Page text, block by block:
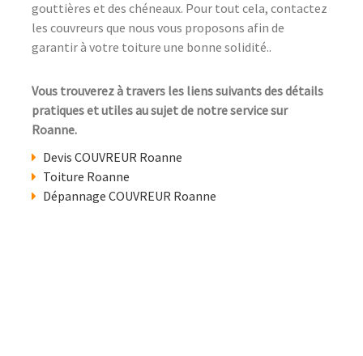
gouttières et des chéneaux. Pour tout cela, contactez
les couvreurs que nous vous proposons afin de
garantir à votre toiture une bonne solidité..
Vous trouverez à travers les liens suivants des détails
pratiques et utiles au sujet de notre service sur
Roanne.
Devis COUVREUR Roanne
Toiture Roanne
Dépannage COUVREUR Roanne